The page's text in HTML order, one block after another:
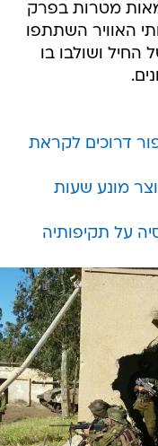
מטרות בפרק
האוויר השתתפו
החיל ושולבו בו
דרוכים לקראת
מונע שעות
על תקיפותיה